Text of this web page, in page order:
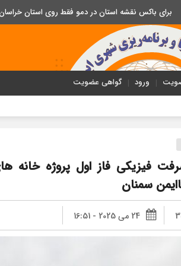
برای باکس نقشه استان در دمو فقط روی استان
ورود گواهی عضویت
فیزیکی فاز اول پروژه خانه
سمنان
24 می 2025 - 16:51